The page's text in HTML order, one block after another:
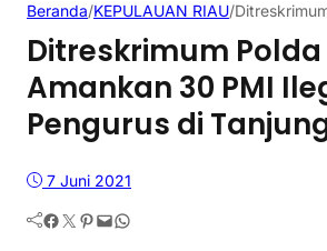
Beranda/KEPULAUAN RIAU/
Ditreskrimum Polda
Amankan 30 PMI
Pengurus di
7 Juni 2021
Facebook Twitter Pinterest Mail WhatsApp